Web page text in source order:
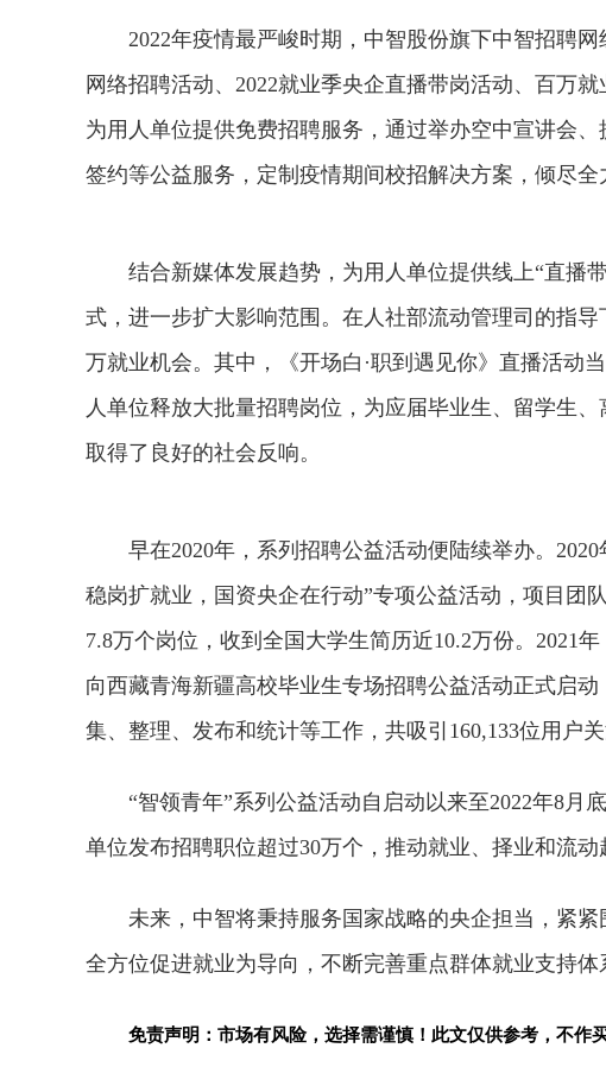
2022年疫情最严峻时期，中智股份旗下中智招聘
网络招聘活动、2022就业季央企直播带岗活动、百万
为用人单位提供免费招聘服务，通过举办空中宣讲会
签约等公益服务，定制疫情期间校招解决方案，倾尽全
结合新媒体发展趋势，为用人单位提供线上“直播
式，进一步扩大影响范围。在人社部流动管理司的指
万就业机会。其中，《开场白·职到遇见你》直播活动
人单位释放大批量招聘岗位，为应届毕业生、留学生
取得了良好的社会反响。
早在2020年，系列招聘公益活动便陆续举办。
稳岗扩就业，国资央企在行动”专项公益活动，项目团
7.8万个岗位，收到全国大学生简历近10.2万份。2021
向西藏青海新疆高校毕业生专场招聘公益活动正式启
集、整理、发布和统计等工作，共吸引160,133位用户关
“智领青年”系列公益活动自启动以来至2022年8月
单位发布招聘职位超过30万个，推动就业、择业和流动
未来，中智将秉持服务国家战略的央企担当，紧
全方位促进就业为导向，不断完善重点群体就业支持
免责声明：市场有风险，选择需谨慎！此文仅供参考，不作买